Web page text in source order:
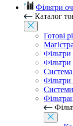
Фільтри
Каталог
Готові
Фільтри
Фільтри
Фільтри